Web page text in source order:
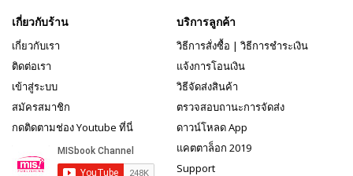
เกี่ยวกับร้าน
เกี่ยวกับเรา
ติดต่อเรา
เข้าสู่ระบบ
สมัครสมาชิก
กดติดตามช่อง Youtube ที่นี่
บริการลูกค้า
วิธีการสั่งซื้อ | วิธีการชำระเงิน
แจ้งการโอนเงิน
วิธีจัดส่งสินค้า
ตรวจสอบถานะการจัดส่ง
ดาวน์โหลด App
แคตตาล็อก 2019
Support